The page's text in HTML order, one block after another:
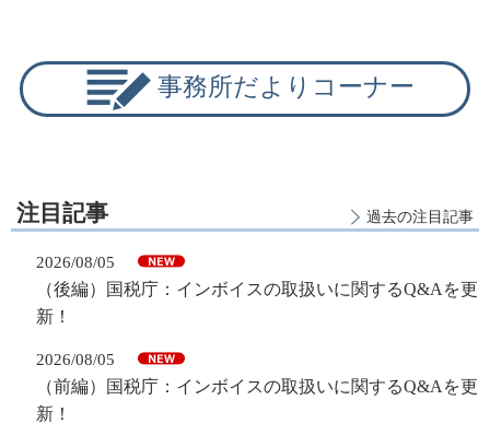
事務所だよりコーナー
注目記事 過去の注目記事
2026/08/05
（後編）国税庁：インボイスの取扱いに関するQ&Aを更
新！
2026/08/05
（前編）国税庁：インボイスの取扱いに関するQ&Aを更
新！